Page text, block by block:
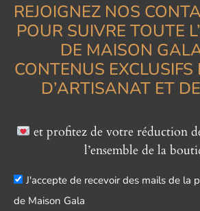
REJOIGNEZ NOS
POUR SUIVRE TOUTE
DE MAISON
CONTENUS EXCLUSIFS
D’ARTISANAT ET
et profitez de votre réduction
l’ensemble de la
J'accepte de recevoir des mails de la
de Maison Gala